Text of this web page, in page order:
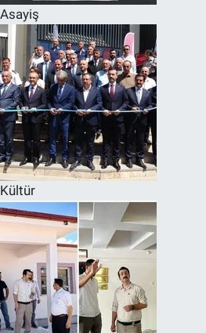
Asayiş
Kültür